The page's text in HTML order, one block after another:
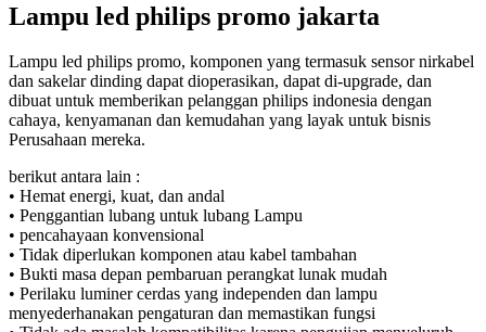
Lampu led philips promo jakarta
Lampu led philips promo, komponen yang termasuk sensor nirkabel
dan sakelar dinding dapat dioperasikan, dapat di-upgrade, dan
dibuat untuk memberikan pelanggan philips indonesia dengan
cahaya, kenyamanan dan kemudahan yang layak untuk bisnis
Perusahaan mereka.
berikut antara lain :
• Hemat energi, kuat, dan andal
• Penggantian lubang untuk lubang Lampu
• pencahayaan konvensional
• Tidak diperlukan komponen atau kabel tambahan
• Bukti masa depan pembaruan perangkat lunak mudah
• Perilaku luminer cerdas yang independen dan lampu
menyederhanakan pengaturan dan memastikan fungsi